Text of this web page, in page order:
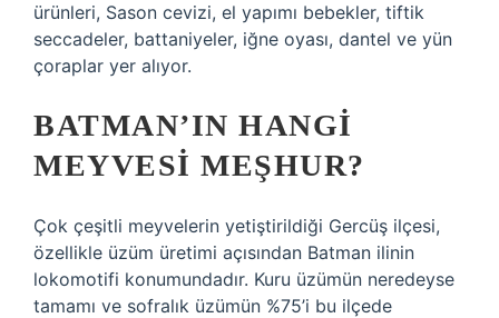
ürünleri, Sason cevizi, el yapımı bebekler, tiftik
seccadeler, battaniyeler, iğne oyası, dantel ve yün
çoraplar yer alıyor.
BATMAN’IN HANGI
MEYVESI MEŞHUR?
Çok çeşitli meyvelerin yetiştirildiği Gercüş ilçesi,
özellikle üzüm üretimi açısından Batman ilinin
lokomotifi konumundadır. Kuru üzümün neredeyse
tamamı ve sofralık üzümün %75’i bu ilçede